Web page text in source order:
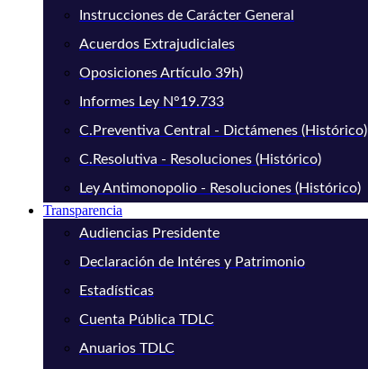
Instrucciones de Carácter General
Acuerdos Extrajudiciales
Oposiciones Artículo 39h)
Informes Ley N°19.733
C.Preventiva Central - Dictámenes (Histórico)
C.Resolutiva - Resoluciones (Histórico)
Ley Antimonopolio - Resoluciones (Histórico)
Transparencia
Audiencias Presidente
Declaración de Intéres y Patrimonio
Estadísticas
Cuenta Pública TDLC
Anuarios TDLC